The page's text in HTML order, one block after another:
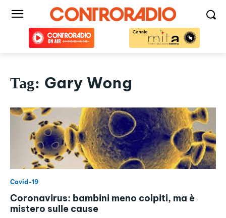
Tag: Gary Wong
Covid-19
Coronavirus: bambini meno colpiti, ma è
mistero sulle cause